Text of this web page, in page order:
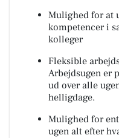
Mulighed for at
kompetencer i
kolleger
Fleksible
Arbejdsugen er
ud over alle
helligdage.
Mulighed for
ugen alt efter